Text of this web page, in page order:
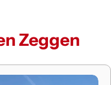
Zeggen